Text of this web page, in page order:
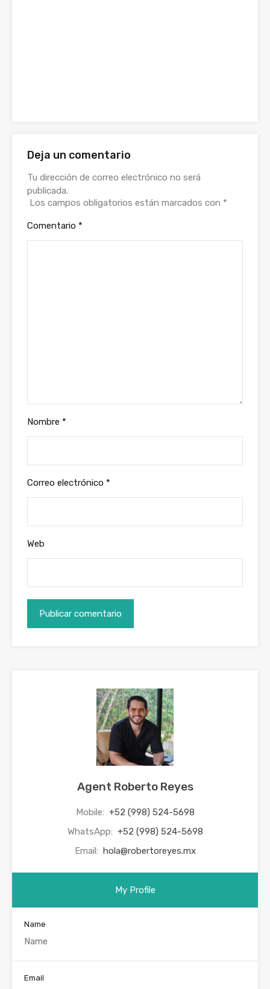
Deja un comentario
Tu dirección de correo electrónico no será
publicada.
Los campos obligatorios están marcados con *
Comentario *
Nombre *
Correo electrónico *
Web
Agent Roberto Reyes
Mobile: +52 (998) 524-5698
WhatsApp: +52 (998) 524-5698
Email: hola@robertoreyes.mx
My Profile
Name
Email